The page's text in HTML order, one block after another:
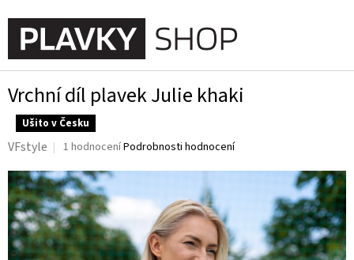
na
obsah
Vrchní díl plavek Julie khaki
Ušito v Česku
Průměrné
produktu
je
5,0
z
5
hvězdiček.
1 hodnoceníPodrobnosti hodnocení
VFstyle